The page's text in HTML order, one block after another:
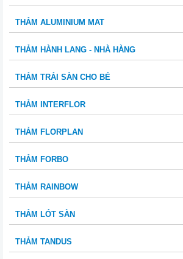
THẢM ALUMINIUM MAT
THẢM HÀNH LANG - NHÀ HÀNG
THẢM TRẢI SÀN CHO BÉ
THẢM INTERFLOR
THẢM FLORPLAN
THẢM FORBO
THẢM RAINBOW
THẢM LÓT SÀN
THẢM TANDUS